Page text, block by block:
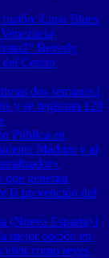
Luna Blues
Beverly
Centro
dos semanas |
y se registran 120
Pública en
Maduro y al
generan
la prevención del
(Nueva Esparta) |
mejor opción en
vivir como reyes